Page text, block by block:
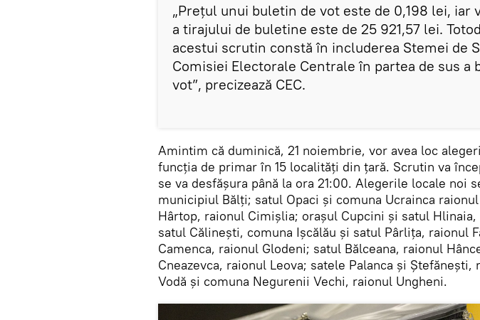
„Prețul unui buletin de vot este de 0,198 lei, iar
a tirajului de buletine este de 25 921,57 lei.
acestui scrutin constă în includerea Stemei de
Comisiei Electorale Centrale în partea de sus a
vot”, precizează CEC.
Amintim că duminică, 21 noiembrie, vor avea loc
funcția de primar în 15 localități din țară. Scrutin va
se va desfășura până la ora 21:00. Alegerile locale noi
municipiul Bălți; satul Opaci și comuna Ucrainca
Hârtop, raionul Cimișlia; orașul Cupcini și satul
satul Călinești, comuna Ișcălău și satul Pârlița, raionul
Camenca, raionul Glodeni; satul Bălceana, raionul
Cneazevca, raionul Leova; satele Palanca și Ștefănești,
Vodă și comuna Negurenii Vechi, raionul Ungheni.